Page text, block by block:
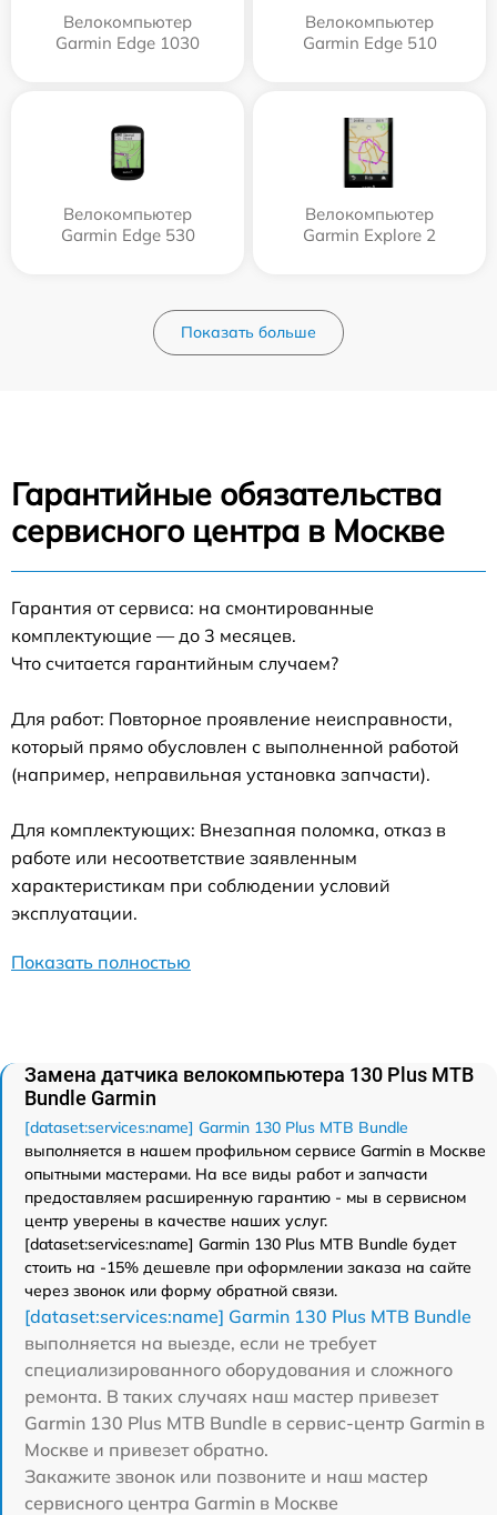
Велокомпьютер
Garmin Edge 1030
Велокомпьютер
Garmin Edge 510
Велокомпьютер
Garmin Edge 530
Велокомпьютер
Garmin Explore 2
Показать больше
Гарантийные обязательства
сервисного центра в Москве
Гарантия от сервиса: на смонтированные
комплектующие — до 3 месяцев.
Что считается гарантийным случаем?
Для работ: Повторное проявление неисправности,
который прямо обусловлен с выполненной работой
(например, неправильная установка запчасти).
Для комплектующих: Внезапная поломка, отказ в
работе или несоответствие заявленным
характеристикам при соблюдении условий
эксплуатации.
Показать полностью
Замена датчика велокомпьютера 130 Plus MTB
Bundle Garmin
[dataset:services:name] Garmin 130 Plus MTB Bundle
выполняется в нашем профильном сервисе Garmin в Москве
опытными мастерами. На все виды работ и запчасти
предоставляем расширенную гарантию - мы в сервисном
центр уверены в качестве наших услуг.
[dataset:services:name] Garmin 130 Plus MTB Bundle будет
стоить на -15% дешевле при оформлении заказа на сайте
через звонок или форму обратной связи.
[dataset:services:name] Garmin 130 Plus MTB Bundle
выполняется на выезде, если не требует
специализированного оборудования и сложного
ремонта. В таких случаях наш мастер привезет
Garmin 130 Plus MTB Bundle в сервис-центр Garmin в
Москве и привезет обратно.
Закажите звонок или позвоните и наш мастер
сервисного центра Garmin в Москве